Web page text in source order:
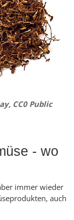
CC0 Public
- wo
immer wieder
auch